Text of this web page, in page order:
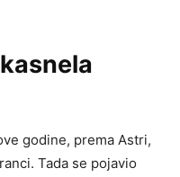
godine, prema Astri,
Tada se pojavio